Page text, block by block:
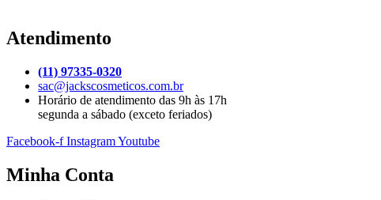
Atendimento
(11) 97335-0320
sac@jackscosmeticos.com.br
Horário de atendimento das 9h às 17h
segunda a sábado (exceto feriados)
Facebook-f InstagramYoutube
Minha Conta